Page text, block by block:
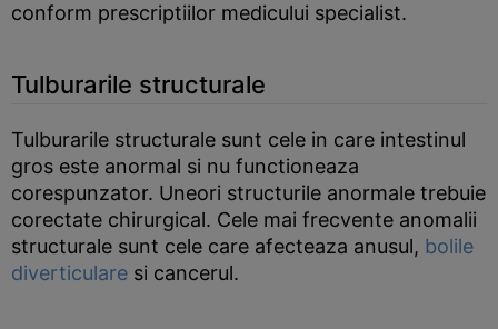
conform prescriptiilor medicului specialist.
Tulburarile structurale
Tulburarile structurale sunt cele in care intestinul
gros este anormal si nu functioneaza
corespunzator. Uneori structurile anormale trebuie
corectate chirurgical. Cele mai frecvente anomalii
structurale sunt cele care afecteaza anusul, bolile
diverticulare si cancerul.